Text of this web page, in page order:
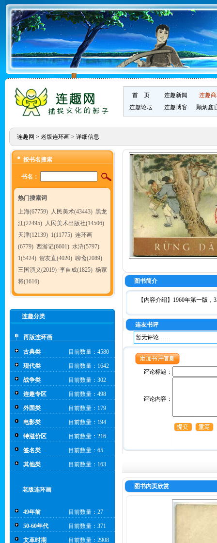
首 页 连趣新闻
连趣
连趣论坛
连趣博客 顾炳鑫
连趣网 > 老版连环画> 详细信息
按书名搜索
书名：
热门搜索词
上海(67759) 人民美术(43443) 黑龙
江(22495) 人民美术出版社(14506)
天津(12139) 1(11775) 连环画
(6779) 西游记(6601) 水浒(5797)
1(5424) 贺友直(4020) 聊斋(2089)
三国演义(2019) 李自成(1825) 杨家
将(1616)
连趣分类
再版连环画
古典类 目前数量：4580
现代类 目前数量：1642
战争类 目前数量：302
连趣专区 目前数量：498
外国类 目前数量：179
电影类 目前数量：194
特溢价区 目前数量：216
签名类 目前数量：65
其他类 目前数量：163
老版连环画
49年前 目前数量：27
50-60年代 目前数量：371
文革时期 目前数量：2908
图书简介
【内容介绍】1960年第一版，
连友书评
暂无评论……
评论标题：
评论内容：
图书内页欣赏